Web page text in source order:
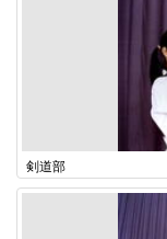
剣道部